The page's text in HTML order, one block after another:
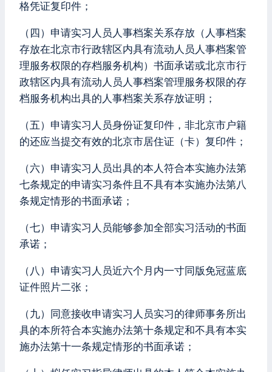
格凭证复印件；
（四）申请实习人员人事档案关系存放（人事档案
存放在北京市行政辖区内具有流动人员人事档案管
理服务权限的存档服务机构）书面承诺或北京市行
政辖区内具有流动人员人事档案管理服务权限的存
档服务机构出具的人事档案关系存放证明；
（五）申请实习人员身份证复印件，非北京市户籍
的还应当提交有效的北京市居住证（卡）复印件；
（六）申请实习人员出具的本人符合本实施办法第
七条规定的申请实习条件且不具有本实施办法第八
条规定情形的书面承诺；
（七）申请实习人员能够参加全部实习活动的书面
承诺；
（八）申请实习人员近六个月内一寸同版免冠蓝底
证件照片二张；
（九）同意接收申请实习人员实习的律师事务所出
具的本所符合本实施办法第十条规定和不具有本实
施办法第十一条规定情形的书面承诺；